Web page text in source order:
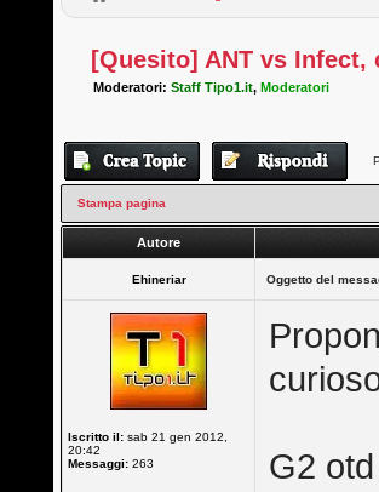
[Quesito] ANT vs Infect,
Moderatori:Staff Tipo1.it,Moderatori
Stampa pagina
Autore
Ehineriar Oggetto del
Iscritto il: sab 21 gen 2012,
20:42
Messaggi: 263
G2